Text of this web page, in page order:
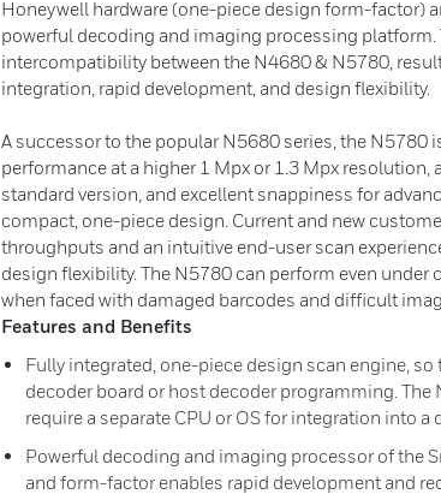
Honeywell hardware (one-piece design form-factor)
powerful decoding and imaging processing platform.
intercompatibility between the N4680 & N5780,
integration, rapid development, and design flexibility.
A successor to the popular N5680 series, the N5780
performance at a higher 1 Mpx or 1.3 Mpx resolution,
standard version, and excellent snappiness for
compact, one-piece design. Current and new
throughputs and an intuitive end-user scan
design flexibility. The N5780 can perform even
when faced with damaged barcodes and difficult
Features and Benefits
Fully integrated, one-piece design scan engine, so
decoder board or host decoder programming. The
require a separate CPU or OS for integration into a
Powerful decoding and imaging processor of the
and form-factor enables rapid development and